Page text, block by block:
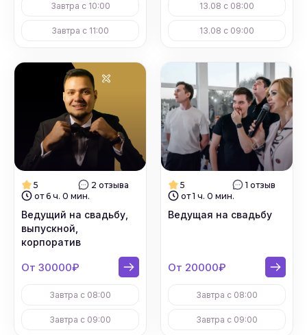
Завтра с 10:00
Завтра с 11:00
13.08 с 08:00
13.08 с 09:00
5
2 отзыва
от 6 ч. 0 мин.
Ведущий на свадьбу,
выпускной,
корпоратив
От 30000₽
Завтра с 08:00
Завтра с 09:00
5
1 отзыв
от 1 ч. 0 мин.
Ведущая на свадьбу
От 20000₽
Завтра с 08:00
Завтра с 09:00